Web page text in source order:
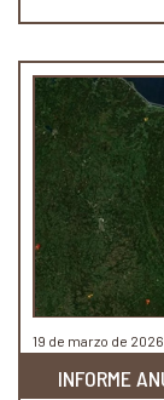
19 de marzo de 2026
INFORME